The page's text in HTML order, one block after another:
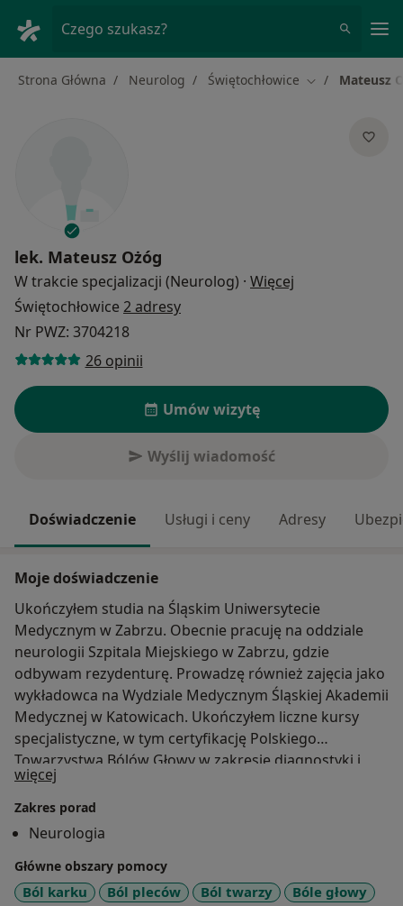
Czego szukasz?
Strona Główna Neurolog Świętochłowice Zmień miasto
Mateusz
lek. Mateusz Ożóg
W trakcie specjalizacji (Neurolog) · Więcej
Świętochłowice 2 adresy
Nr PWZ: 3704218
26 opinii
Umów wizytę
Wyślij wiadomość
Doświadczenie Usługi i ceny Adresy
Moje doświadczenie
Ukończyłem studia na Śląskim Uniwersytecie
Medycznym w Zabrzu. Obecnie pracuję na oddziale
neurologii Szpitala Miejskiego w Zabrzu, gdzie
odbywam rezydenturę. Prowadzę również zajęcia jako
wykładowca na Wydziale Medycznym Śląskiej Akademii
Medycznej w Katowicach. Ukończyłem liczne kursy
specjalistyczne, w tym certyfikację Polskiego
Towarzystwa Bólów Głowy w zakresie diagnostyki i
leczenia, szkolenia z terapii toksyną botulinową w
leczeniu spastyczności oraz kursy dotyczące leczenia
bólu.
więcej
Zakres porad
Neurologia
Główne obszary pomocy
Ból karku Ból pleców Ból twarzy
Bóle głowy